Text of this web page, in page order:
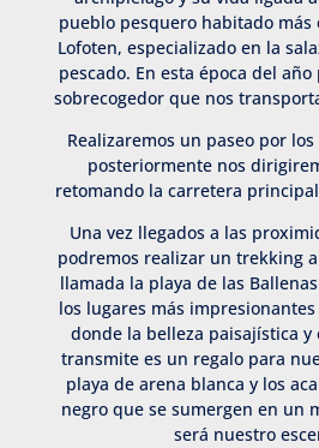
pueblo pesquero habitado más
Lofoten, especializado en la
pescado. En esta época del
sobrecogedor que nos
Realizaremos un paseo por
posteriormente nos
retomando la carretera
Una vez llegados a las
podremos realizar un trekking
llamada la playa de las
los lugares más
donde la belleza paisajística
transmite es un regalo para
playa de arena blanca y los
negro que se sumergen en un
será nuestro